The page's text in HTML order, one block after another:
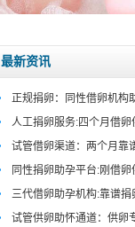
最新资讯
正规捐卵：同性借卵机构
人工捐卵服务:四个月借
试管借卵渠道：两个月靠
同性捐卵助孕平台:刚借
三代借卵助孕机构:靠谱
试管供卵助怀通道：供卵